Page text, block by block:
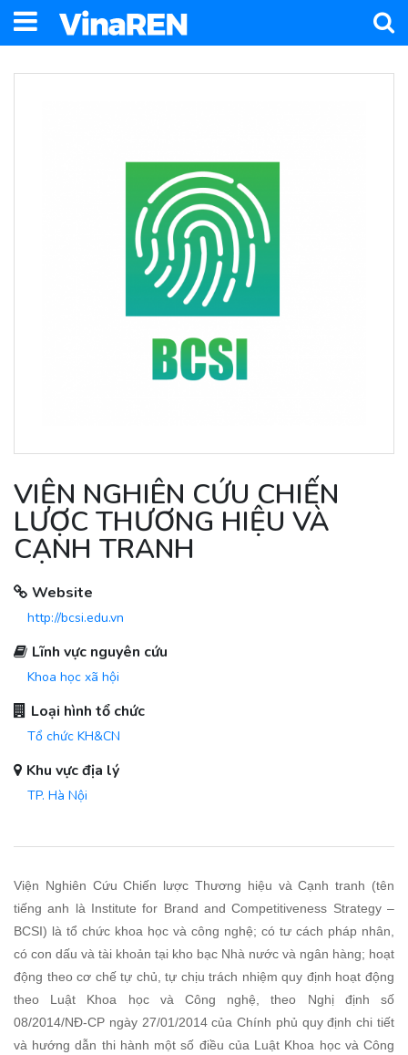
VIỆN NGHIÊN CỨU CHIẾN
LƯỢC THƯƠNG HIỆU VÀ
CẠNH TRANH
Website
http://bcsi.edu.vn
Lĩnh vực nguyên cứu
Khoa học xã hội
Loại hình tổ chức
Tổ chức KH&CN
Khu vực địa lý
TP. Hà Nội
Viện Nghiên Cứu Chiến lược Thương hiệu và Cạnh tranh (tên
tiếng anh là Institute for Brand and Competitiveness Strategy –
BCSI) là tổ chức khoa học và công nghệ; có tư cách pháp nhân,
có con dấu và tài khoản tại kho bạc Nhà nước và ngân hàng; hoạt
động theo cơ chế tự chủ, tự chịu trách nhiệm quy định hoạt động
theo Luật Khoa học và Công nghệ, theo Nghị định số
08/2014/NĐ-CP ngày 27/01/2014 của Chính phủ quy định chi tiết
và hướng dẫn thi hành một số điều của Luật Khoa học và Công